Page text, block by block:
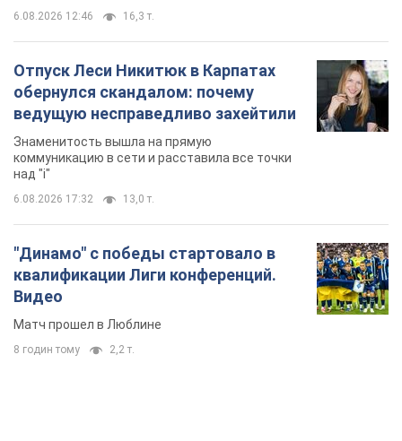
6.08.2026 12:46 16,3 т.
Отпуск Леси Никитюк в Карпатах
обернулся скандалом: почему
ведущую несправедливо захейтили
Знаменитость вышла на прямую
коммуникацию в сети и расставила все точки
над "i"
6.08.2026 17:32 13,0 т.
"Динамо" с победы стартовало в
квалификации Лиги конференций.
Видео
Матч прошел в Люблине
8 годин тому 2,2 т.